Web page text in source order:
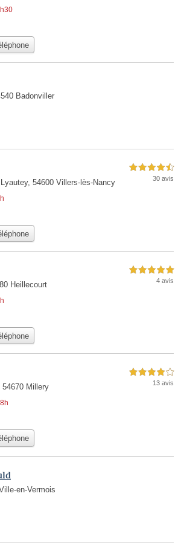
Badonviller
54600 Villers-lès-Nancy
4,5 étoiles sur 5
30 avis
Heillecourt
5,0 étoiles sur 5
4 avis
Millery
4,0 étoiles sur 5
13 avis
en-Vermois